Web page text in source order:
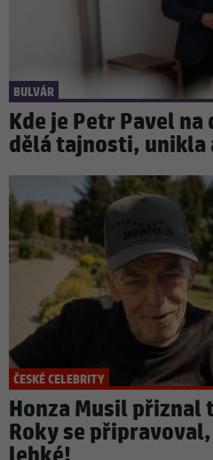
BULVÁR
Kde je Petr Pavel na
dělá tajnosti, unikla
ČESKÉ CELEBRITY
Honza Musil
Roky se